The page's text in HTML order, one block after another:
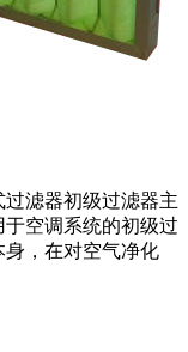
滤器初级过滤器主
空调系统的初级过
，在对空气净化